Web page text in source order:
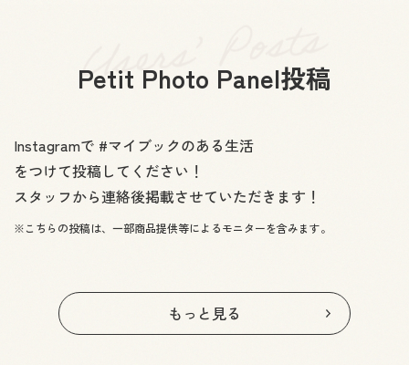
Petit Photo Panel投稿
Instagramで #マイブックのある生活
をつけて投稿してください！
スタッフから連絡後掲載させていただきます！
こちらの投稿は、一部商品提供等によるモニターを含みます。
もっと見る
光沢のある専用紙
無線綴じ（ハードカバー）
ラミネート加工 つや消し